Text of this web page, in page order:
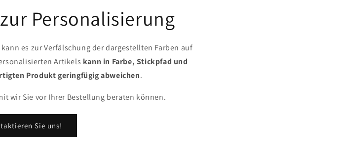
Personalisierung
es zur Verfälschung der dargestellten Farben auf
Artikels kann in Farbe, Stickpfad und
Produkt geringfügig abweichen.
wir Sie vor Ihrer Bestellung beraten können.
Sie uns!